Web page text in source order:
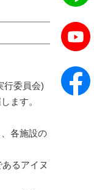
行委員会)
ます。
各施設の
るアイヌ